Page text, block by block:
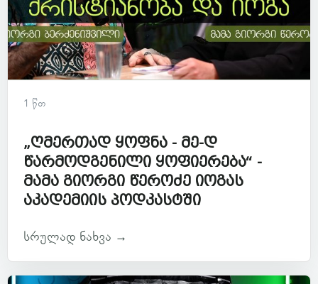
1 წთ
„ღმერთად ყოფნა - მე-დ
წარმოდგენილი ყოფიერება“ -
მამა გიორგი წეროძე იოგას
აკადემიის პოდკასტში
სრულად ნახვა →